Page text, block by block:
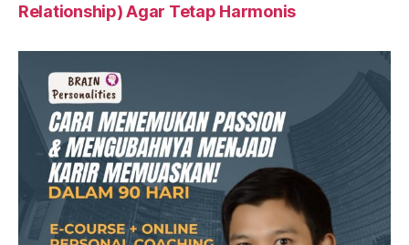
Relationship) Agar Tetap Harmonis